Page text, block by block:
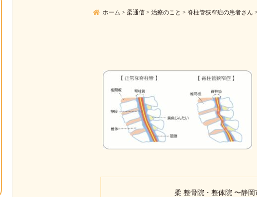
ホーム > 柔通信 > 治療のこと > 脊柱管狭窄症の患者さん >
柔 整骨院・整体院 〜静